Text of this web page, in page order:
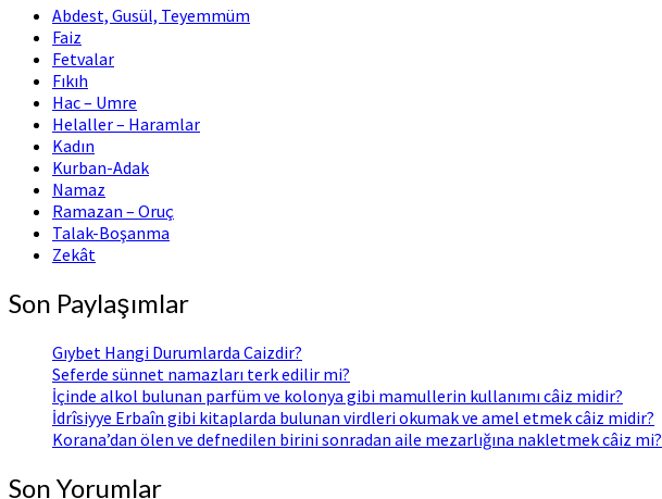
Abdest, Gusül, Teyemmüm
Faiz
Fetvalar
Fıkıh
Hac – Umre
Helaller – Haramlar
Kadın
Kurban-Adak
Namaz
Ramazan – Oruç
Talak-Boşanma
Zekât
Son Paylaşımlar
Gıybet Hangi Durumlarda Caizdir?
Seferde sünnet namazları terk edilir mi?
İçinde alkol bulunan parfüm ve kolonya gibi mamullerin kullanımı câiz midir?
İdrîsiyye Erbaîn gibi kitaplarda bulunan virdleri okumak ve amel etmek câiz midir?
Korana’dan ölen ve defnedilen birini sonradan aile mezarlığına nakletmek câiz mi?
Son Yorumlar